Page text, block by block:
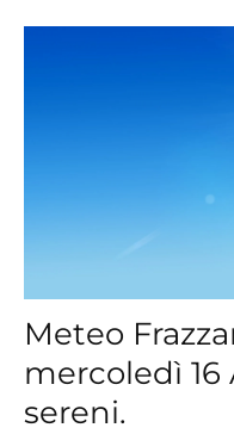
Meteo
mercoledì
sereni.